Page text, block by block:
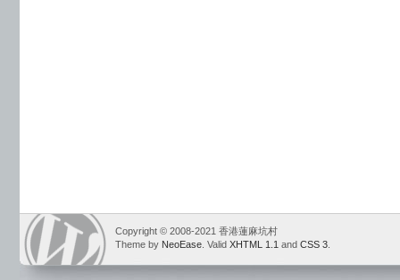
Copyright © 2008-2021 香港蓮麻坑村
Theme by NeoEase . Valid XHTML 1.1 and CSS 3